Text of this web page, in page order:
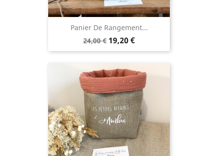
Panier De Rangement...
Prix
de
24,00 € Prix
19,20 €